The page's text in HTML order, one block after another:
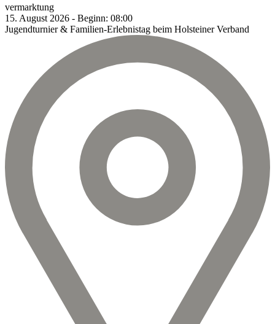
vermarktung
15. August 2026 - Beginn: 08:00
Jugendturnier & Familien-Erlebnistag beim Holsteiner Verband